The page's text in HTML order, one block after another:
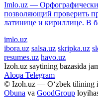
Imlo.uz —
позволяющий проверить
латинице и кириллице. В
imlo.uz
ibora.uz salsa.uz skripka.uz
resumes.uz havo.uz
Izoh.uz saytining bazasida
Aloqa Telegram
© Izoh.uz — O‘zbek tilining
Obuna va GoodGroup